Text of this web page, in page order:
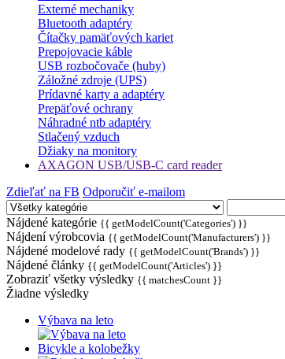
Externé mechaniky
Bluetooth adaptéry
Čítačky pamäťových kariet
Prepojovacie káble
USB rozbočovače (huby)
Záložné zdroje (UPS)
Prídavné karty a adaptéry
Prepäťové ochrany
Náhradné ntb adaptéry
Stlačený vzduch
Džiaky na monitory
AXAGON USB/USB-C card reader
Zdieľať na FB Odporučiť e-mailom
Nájdené kategórie {{ getModelCount('Categories') }}
Nájdení výrobcovia {{ getModelCount('Manufacturers') }}
Nájdené modelové rady {{ getModelCount('Brands') }}
Nájdené články {{ getModelCount('Articles') }}
Zobraziť všetky výsledky {{ matchesCount }}
Žiadne výsledky
Výbava na leto
Bicykle a kolobežky